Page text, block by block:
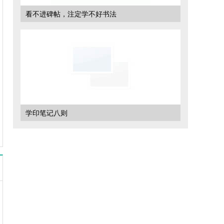
看不进碑帖，注定学不好书法
学印笔记八则